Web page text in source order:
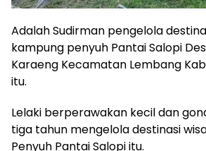
Adalah Sudirman pengelola
kampung penyuh Pantai Salopi
Karaeng Kecamatan Lembang
itu.
Lelaki berperawakan kecil dan
tiga tahun mengelola destinasi
Penyuh Pantai Salopi itu.